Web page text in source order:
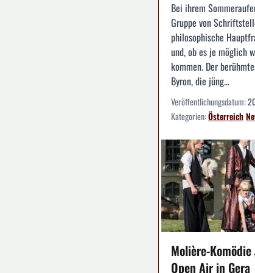
Bei ihrem
Gruppe von
philosophische
und, ob es je möglich
kommen. Der
Byron, die jüng...
Veröffentlichungsdatum:
Kategorien:Österreich
Molière-
Open Air in Gera